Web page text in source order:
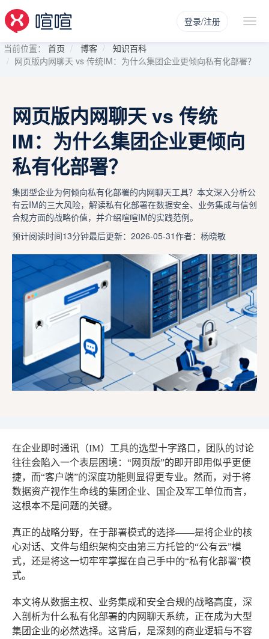
登录/注册
当前位置： 首页 博客
知识百科
网页版内网聊天 vs 传统IM：为什么集团企业更倾向私有化部署？
网页版内网聊天 vs 传统
IM：为什么集团企业更倾向
私有化部署？
集团型企业为何倾向私有化部署的内网聊天工具？本文深入分析公
有云IM的三大风险，解读私有化部署在数据安全、业务集成与信创
合规方面的战略价值，并介绍喧喧IM的实践范例。
预计阅读时间13分钟最后更新：2026-05-31作者：杨晓敏
在企业即时通讯（IM）工具的选型十字路口，团队的讨论
往往会陷入一个表层困境：“网页版”的即开即用似乎更便
捷，而“客户端”的深度功能则显得更专业。然而，对于将
数据资产视作生命线的集团企业、国企及军工单位而言，
这根本不是问题的关键。
真正的战略分野，在于部署模式的选择——是将企业的核
心对话、文件与组织架构交由第三方托管的“公有云”模
式，还是将这一切牢牢掌握在自己手中的“私有化部署”模
式。
本文将从数据主权、业务集成和安全合规的战略高度，深
入剖析为什么私有化部署的内网聊天系统，正在成为大型
集团企业的必然选择。这背后，是深刻的商业逻辑与不容